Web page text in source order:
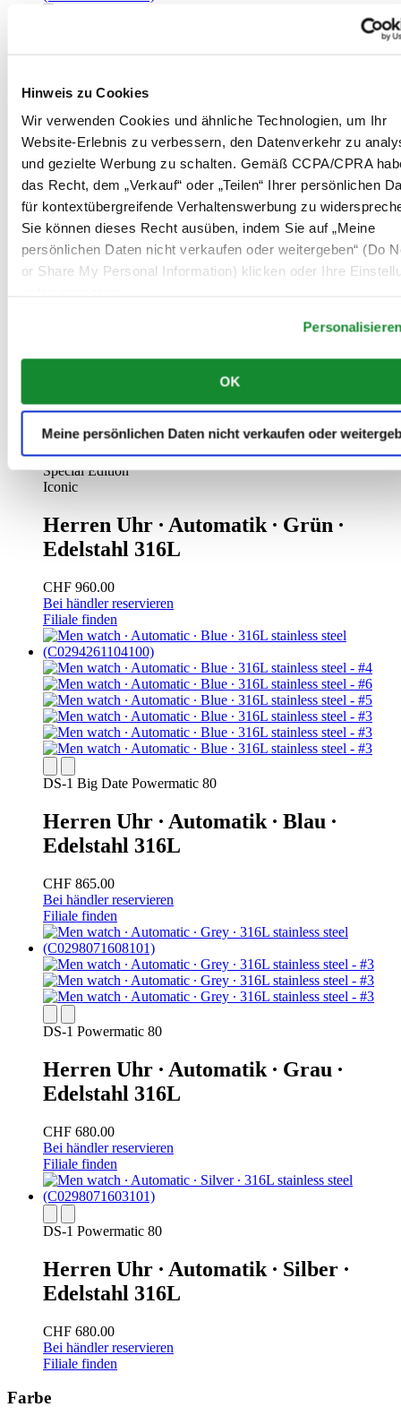
Hinweis zu Cookies
Wir verwenden Cookies und ähnliche Technologien, um Ihr
Website-Erlebnis zu verbessern, den Datenverkehr zu
und gezielte Werbung zu schalten. Gemäß CCPA/CPRA
das Recht, dem „Verkauf“ oder „Teilen“ Ihrer persönlichen
für kontextübergreifende Verhaltenswerbung zu
Sie können dieses Recht ausüben, indem Sie auf „Meine
persönlichen Daten nicht verkaufen oder weitergeben“ (Do
or Share My Personal Information) klicken oder Ihre
OK
Meine persönlichen Daten nicht verkaufen oder
Herren Uhr ∙ Automatik ∙ Grau ∙
Edelstahl 316L
CHF 930.00
Bei händler reservieren
Filiale finden
DS-1 Big Date Powermatic 80 60th Anniversary DS Concept
Special Edition
Iconic
Herren Uhr ∙ Automatik ∙ Grün ∙
Edelstahl 316L
CHF 960.00
Bei händler reservieren
Filiale finden
DS-1 Big Date Powermatic 80
Herren Uhr ∙ Automatik ∙ Blau ∙
Edelstahl 316L
CHF 865.00
Bei händler reservieren
Filiale finden
DS-1 Powermatic 80
Herren Uhr ∙ Automatik ∙ Grau ∙
Edelstahl 316L
CHF 680.00
Bei händler reservieren
Filiale finden
DS-1 Powermatic 80
Herren Uhr ∙ Automatik ∙ Silber ∙
Edelstahl 316L
CHF 680.00
Bei händler reservieren
Filiale finden
Farbe